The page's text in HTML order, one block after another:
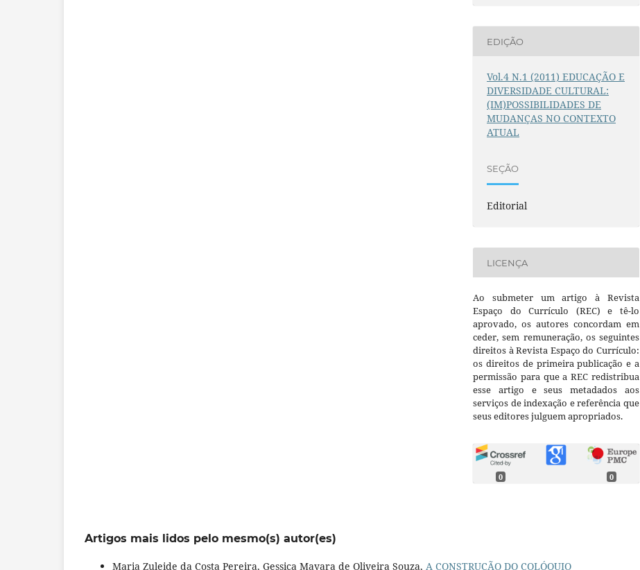
EDIÇÃO
Vol.4 N.1 (2011) EDUCAÇÃO E
DIVERSIDADE CULTURAL:
(IM)POSSIBILIDADES DE
MUDANÇAS NO CONTEXTO
ATUAL
SEÇÃO
Editorial
LICENÇA
Ao submeter um artigo à Revista
Espaço do Currículo (REC) e tê-lo
aprovado, os autores concordam em
ceder, sem remuneração, os seguintes
direitos à Revista Espaço do Currículo:
os direitos de primeira publicação e a
permissão para que a REC redistribua
esse artigo e seus metadados aos
serviços de indexação e referência que
seus editores julguem apropriados.
0 0
Artigos mais lidos pelo mesmo(s) autor(es)
Maria Zuleide da Costa Pereira, Gessica Mayara de Oliveira Souza, A CONSTRUÇÃO DO COLÓQUIO